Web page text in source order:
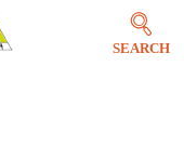
SEARCH